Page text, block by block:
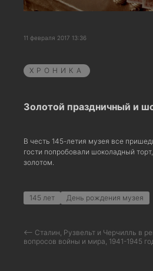
11 февраля 2017 13:36
ХРОНИКА
Золотой праздничный и
В честь 145-летия музея все
гости попробовали шоколадный
золотом.
145 лет День рождения музея
⟵ Сталин, Рузвельт и Черчилль в
вопросов войны и мира, 1941-1945